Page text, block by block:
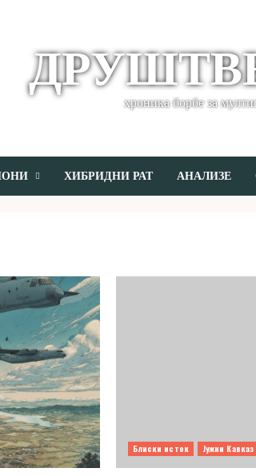
хроника борбе за
ХИБРИДНИ РАТ АНАЛИЗЕ
Блиски исток Јужни Кавказ